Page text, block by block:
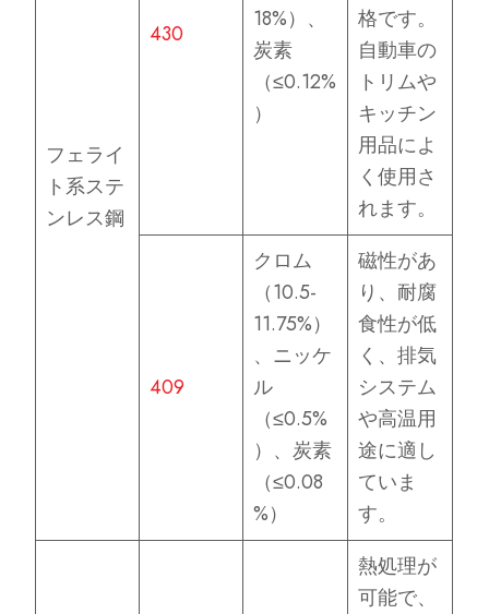
フェライ
ト系ステ
ンレス鋼
430
18%）、
炭素
（≤0.12%
）
格です。
自動車の
トリムや
キッチン
用品によ
く使用さ
れます。
409
クロム
（10.5-
11.75%）
、ニッケ
ル
（≤0.5%
）、炭素
（≤0.08
%）
磁性があ
り、耐腐
食性が低
く、排気
システム
や高温用
途に適し
ていま
す。
熱処理が
可能で、